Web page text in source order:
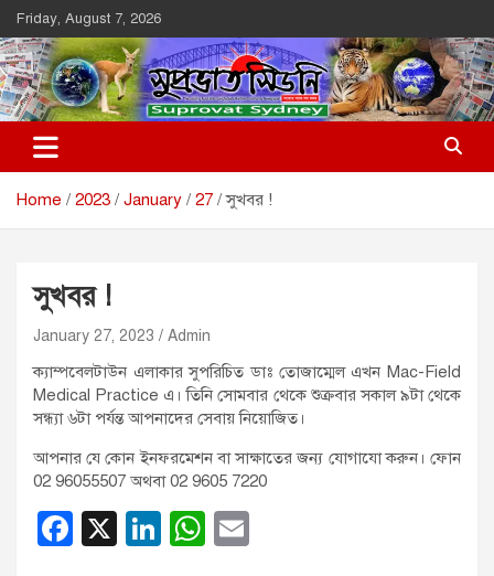
Skip
to
content
Friday, August 7, 2026
Suprovat Sydney
The Leading Bangladesh Community Newspaper In Australia
Home 2023 January 27 সুখবর !
সুখবর !
January 27, 2023 Admin
ক্যাম্পবেলটাউন এলাকার সুপরিচিত ডাঃ তোজাম্মেল এখন Mac-Field
Medical Practice এ। তিনি সোমবার থেকে শুক্রবার সকাল ৯টা থেকে
সন্ধ্যা ৬টা পর্যন্ত আপনাদের সেবায় নিয়োজিত।
আপনার যে কোন ইনফরমেশন বা সাক্ষাতের জন্য যোগাযো করুন। ফোন
02 96055507 অথবা 02 9605 7220
F
X
Li W